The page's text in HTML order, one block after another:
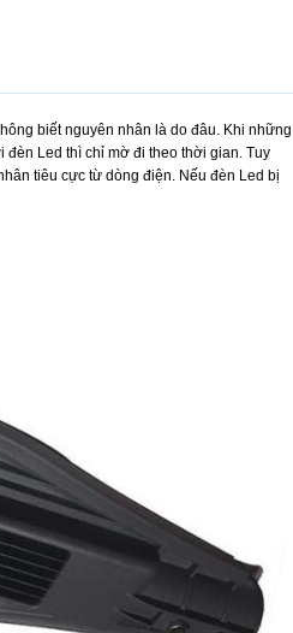
biết nguyên nhân là do đâu. Khi những
Led thì chỉ mờ đi theo thời gian. Tuy
tiêu cực từ dòng điện. Nếu đèn Led bị